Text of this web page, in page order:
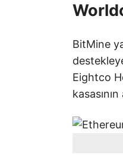
BitMine
Eightco